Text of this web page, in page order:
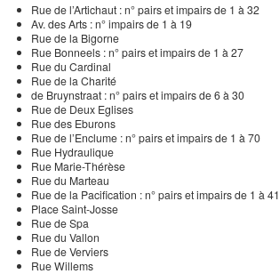
Rue de l’Artichaut : n° pairs et impairs de 1 à 32
Av. des Arts : n° impairs de 1 à 19
Rue de la Bigorne
Rue Bonneels : n° pairs et impairs de 1 à 27
Rue du Cardinal
Rue de la Charité
de Bruynstraat : n° pairs et impairs de 6 à 30
Rue de Deux Eglises
Rue des Eburons
Rue de l’Enclume : n° pairs et impairs de 1 à 70
Rue Hydraulique
Rue Marie-Thérèse
Rue du Marteau
Rue de la Pacification : n° pairs et impairs de 1 à 41
Place Saint-Josse
Rue de Spa
Rue du Vallon
Rue de Verviers
Rue Willems